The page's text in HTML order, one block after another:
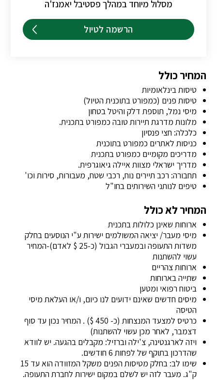
מסלול מיוחד במהלך פסטיבל יאמנז'ה
הרשמה לטיול
המחיר כולל
טיסות בינלאומיות
טיסות פנים (כמפורט בתוכנית הטיול)
מיסי נמל, תוספת דלק והיטל בטחון
מלונות מדרגת תיירות טובה כמפורט בתכנית.
כלכלה: חצי פנסיון
כניסות לאתרים כמפורט בתוכנית
מדריכים מקומיים כמפורט בתכנית
מדריך ישראלי מצוות איילה גיאוגרפית.
תחבורה: רכב תיירים נוח, רכבי שטח, מעבורות, סירות וכו'
טיפים לנותני השירותים בחו"ל
המחיר לא כולל
ארוחות שאינן כלולות בתכנית
מיסי מעבר/ יציאה המשולמים ישירות ע"י הנוסעים בחלק
משדות התעופה ובמעברי הגבול (כ-25 $ לאדם)-המחיר
עשוי להשתנות
ארוחות צהריים
שתייה בארוחות
ביטוח רפואי ומטען
מיסים חדשים שאינם ידועים לנו כיום, ו/או העלאת מיסי
הטיסה
כרטיס למצעד המנצחות (כ- 450 $) . המחיר נכון עד סוף
דצמבר, לאחר מכן עשוי להשתנות)
ויזה לארגנטינה, צ'ילה וברזיל: מקבלים בהגעה. יש לוודא
שהדרכון בתוקף של לפחות 6 חודשים.
שימו לב: בחלק מטיסות הפנים משקל המזוודה הוא עד 15
ק"ג. מעבר לזה יש לשלם במקום ישירות לחברת התעופה.